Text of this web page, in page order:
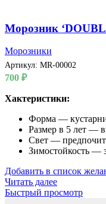
Морозник
Морозники
Артикул: MR-00002
700 ₽
Хактеристики:
Форма —
Размер в 5 лет —
Свет —
Зимостойкость —
Добавить в список
Читать далее
Быстрый просмотр